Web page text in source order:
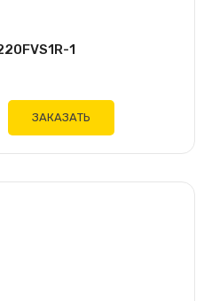
1
ЗАКАЗАТЬ